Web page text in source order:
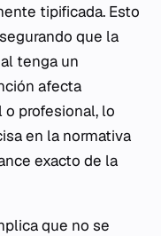
tipificada. Esto
que la
tenga un
afecta
profesional, lo
en la normativa
exacto de la
que no se